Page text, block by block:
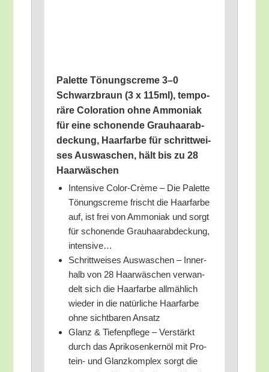
Palet­te Tönungs­creme 3–0
Schwarz­braun (3 x 115ml), tem­po­
rä­re Colo­ra­ti­on ohne Ammo­ni­ak
für eine scho­nen­de Grau­haar­ab­
de­ckung, Haar­far­be für schritt­wei­
ses Aus­wa­schen, hält bis zu 28
Haarwäschen
Inten­si­ve Color-Crè­me – Die Palet­te
Tönungs­creme frischt die Haar­far­be
auf, ist frei von Ammo­ni­ak und sorgt
für scho­nen­de Grau­haar­ab­de­ckung,
intensive…
Schritt­wei­ses Aus­wa­schen – Inner­
halb von 28 Haar­wä­schen ver­wan­
delt sich die Haar­far­be all­mäh­lich
wie­der in die natür­li­che Haar­far­be
ohne sicht­ba­ren Ansatz
Glanz & Tie­fen­pfle­ge – Ver­stärkt
durch das Apri­ko­sen­kern­öl mit Pro­
te­in- und Glanz­kom­plex sorgt die